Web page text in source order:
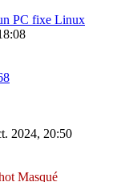
PC fixe Linux
2024, 20:50
Masqué